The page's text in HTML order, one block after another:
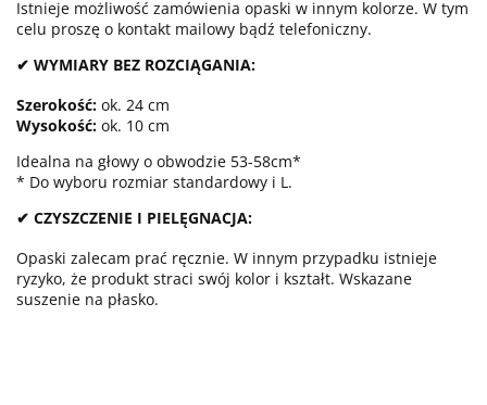
Istnieje możliwość zamówienia opaski w innym kolorze. W tym
celu proszę o kontakt mailowy bądź telefoniczny.
✔ WYMIARY BEZ ROZCIĄGANIA:
Szerokość: ok. 24 cm
Wysokość: ok. 10 cm
Idealna na głowy o obwodzie 53-58cm*
* Do wyboru rozmiar standardowy i L.
✔ CZYSZCZENIE I PIELĘGNACJA:
Opaski zalecam prać ręcznie. W innym przypadku istnieje
ryzyko, że produkt straci swój kolor i kształt. Wskazane
suszenie na płasko.